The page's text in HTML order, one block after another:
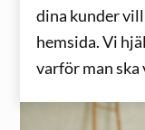
dina kunder
hemsida. Vi
varför man ska